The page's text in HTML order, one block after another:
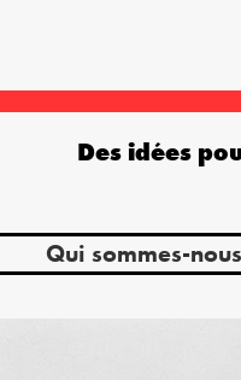
Qui sommes-
Des idées